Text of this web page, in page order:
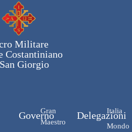
Militare
Costantiniano
Giorgio
Governo
Gran
Maestro
Delegazioni
Italia
Mondo